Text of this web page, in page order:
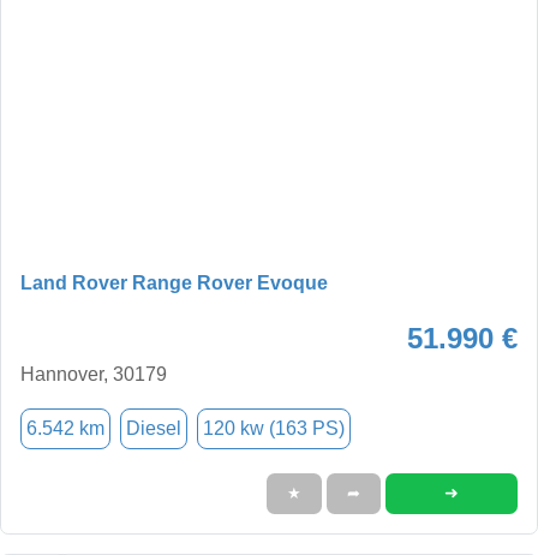
Land Rover Range Rover Evoque
51.990 €
Hannover, 30179
6.542 km Diesel 120 kw (163 PS)
★ ➦ ➜